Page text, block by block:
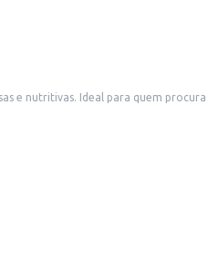
e nutritivas. Ideal para quem